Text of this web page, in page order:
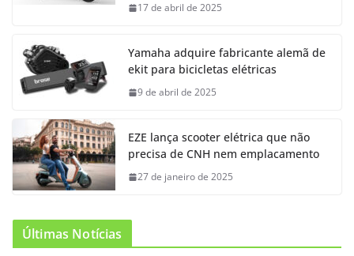
17 de abril de 2025
Yamaha adquire fabricante alemã de
ekit para bicicletas elétricas
9 de abril de 2025
EZE lança scooter elétrica que não
precisa de CNH nem emplacamento
27 de janeiro de 2025
Últimas Notícias